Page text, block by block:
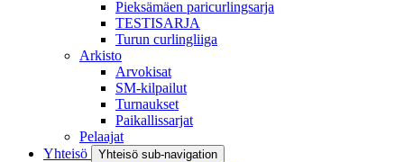
Pieksämäen paricurlingsarja
TESTISARJA
Turun curlingliiga
Arkisto
Arvokisat
SM-kilpailut
Turnaukset
Paikallissarjat
Pelaajat
Yhteisö
Yhteisö sub-navigation